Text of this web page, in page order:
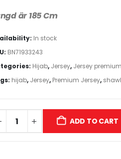
är 185 Cm
In stock
BN71933243
Hijab, Jersey, Jersey premium
hijab, Jersey, Premium Jersey, shawl
ADD TO CART